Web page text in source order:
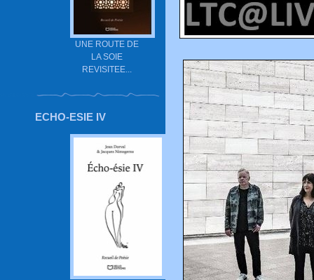
UNE ROUTE DE
LA SOIE
REVISITEE...
ECHO-ESIE IV